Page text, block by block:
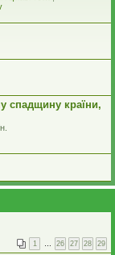
спадщину країни,
1 … 26 27 28 29